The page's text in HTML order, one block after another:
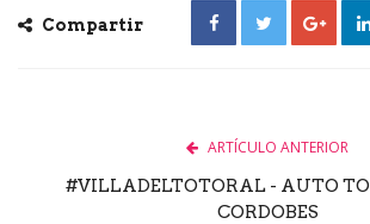
Compartir
ARTÍCULO ANTERIOR
#VILLADELTOTORAL - AUTO
CORDOBES